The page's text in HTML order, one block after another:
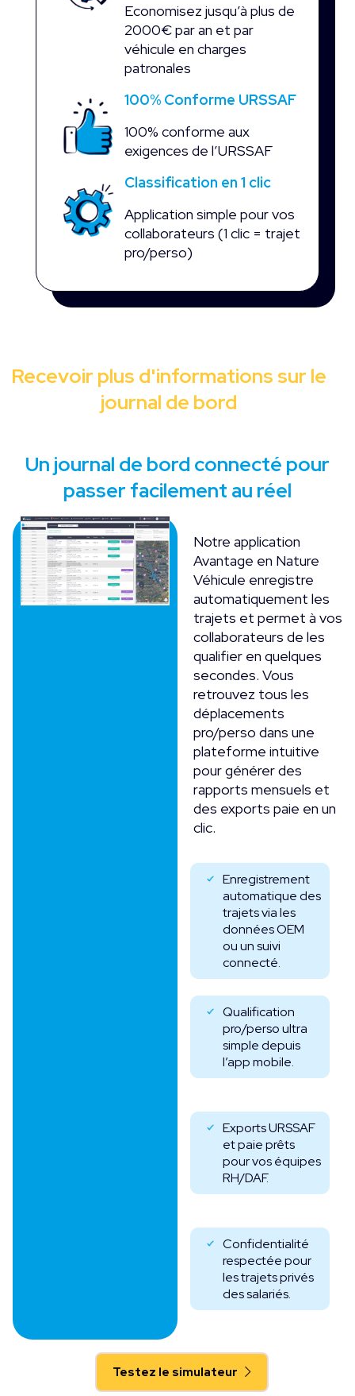
Economisez jusqu’à plus de
2000€ par an et par
véhicule en charges
patronales
100% Conforme URSSAF
100% conforme aux
exigences de l’URSSAF
Classification en 1 clic
Application simple pour vos
collaborateurs (1 clic = trajet
pro/perso)
Recevoir plus d'informations sur le
journal de bord
Un journal de bord connecté pour
passer facilement au réel
Notre application
Avantage en Nature
Véhicule enregistre
automatiquement les
trajets et permet à vos
collaborateurs de les
qualifier en quelques
secondes. Vous
retrouvez tous les
déplacements
pro/perso dans une
plateforme intuitive
pour générer des
rapports mensuels et
des exports paie en un
clic.
Enregistrement
automatique des
trajets via les
données OEM
ou un suivi
connecté.
Qualification
pro/perso ultra
simple depuis
l’app mobile.
Exports URSSAF
et paie prêts
pour vos équipes
RH/DAF.
Confidentialité
respectée pour
les trajets privés
des salariés.
Testez le simulateur